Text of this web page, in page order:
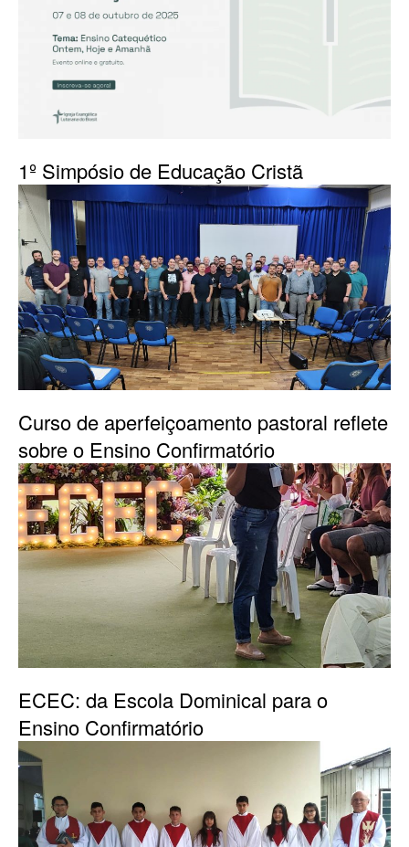
1º Simpósio de Educação Cristã
Curso de aperfeiçoamento pastoral reflete
sobre o Ensino Confirmatório
ECEC: da Escola Dominical para o
Ensino Confirmatório